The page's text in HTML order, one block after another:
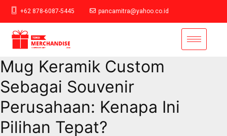
+62 878-6087-5445 pancamitra@yahoo.co.id
Mug Keramik Custom
Sebagai Souvenir
Perusahaan: Kenapa Ini
Pilihan Tepat?